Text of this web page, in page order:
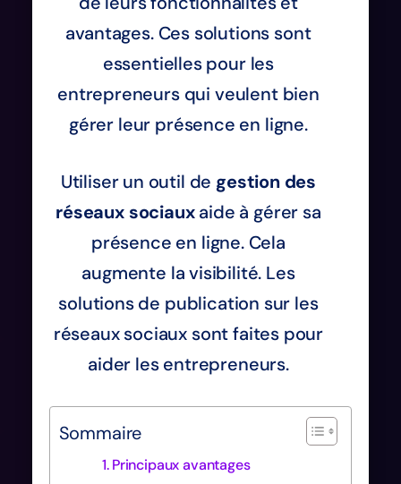
avantages. Ces solutions sont
essentielles pour les
entrepreneurs qui veulent bien
gérer leur présence en ligne.
Utiliser un outil de gestion des
réseaux sociauxaide à gérer sa
présence en ligne. Cela
augmente la visibilité. Les
solutions de publication sur les
réseaux sociaux sont faites pour
aider les entrepreneurs.
Sommaire
Principaux avantages